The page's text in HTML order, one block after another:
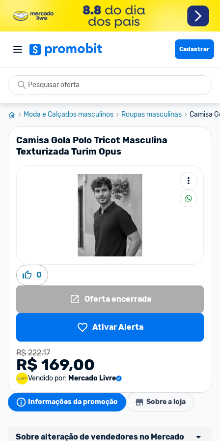
Cadastrar
Moda e Calçados masculinos Roupas masculinas Camisa
Camisa Gola Polo Tricot Masculina
Texturizada Turim Opus
0
Oferta encerrada
Ativar Alerta
R$ 222,17
R$ 169,00
Vendido por: Mercado Livre
Informações da promoção Sobre a loja
Sobre alteração de vendedores no Mercado